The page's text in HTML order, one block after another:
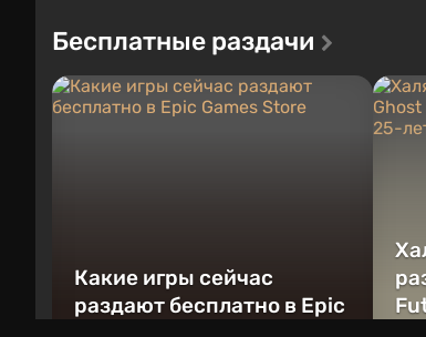
Бесплатные раздачи
Какие игры сейчас
раздают бесплатно в Epic